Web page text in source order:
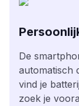
De
automatisch
vind je
zoek je